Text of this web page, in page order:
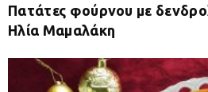
Πατάτες φούρνου με
Ηλία Μαμαλάκη